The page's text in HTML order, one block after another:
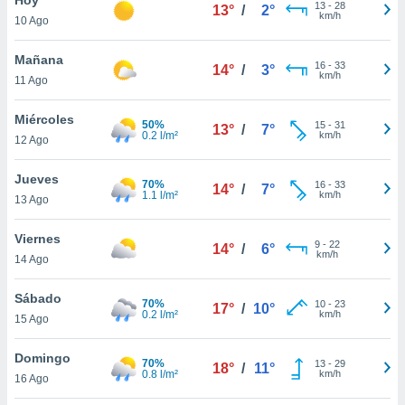
en
más
nuestra
de
cookies
aceptar
10 Ago
13° / 2° 13- 28
km/h
Mañana
11 Ago
14° / 3° 16- 33
km/h
Miércoles
12 Ago
50%
0.2 l/m²
13° / 7° 15- 31
km/h
Jueves
13 Ago
70%
1.1 l/m²
14° / 7° 16- 33
km/h
Viernes
14 Ago
14° / 6° 9- 22
km/h
Sábado
15 Ago
70%
0.2 l/m²
17° / 10° 10- 23
km/h
Domingo
16 Ago
70%
0.8 l/m²
18° / 11° 13- 29
km/h